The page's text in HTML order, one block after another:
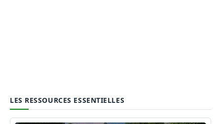
LES RESSOURCES ESSENTIELLES